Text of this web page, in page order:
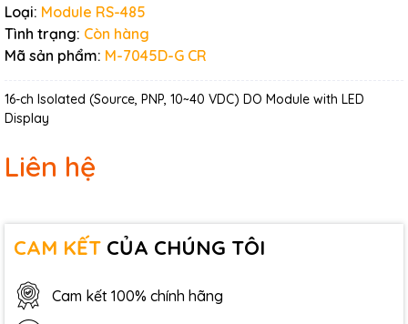
Loại: Module RS-485
Tình trạng: Còn hàng
Mã sản phẩm: M-7045D-G CR
16-ch Isolated (Source, PNP, 10~40 VDC) DO Module with LED
Display
Liên hệ
CAM KẾT CỦA CHÚNG TÔI
Cam kết 100% chính hãng